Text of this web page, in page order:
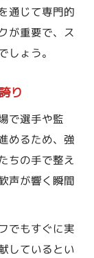
通じて専門的
が重要で、ス
しょう。
り
で選手や監
めるため、強
ちの手で整え
声が響く瞬間
でもすぐに実
しているとい